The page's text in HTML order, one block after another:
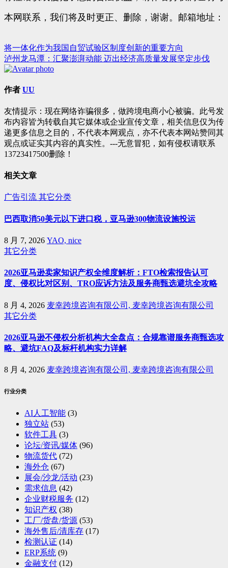
本网联系，我们将及时更正、删除，谢谢。邮箱地址：
文
章
导
将一体化作为我国自贸试验区制度创新的重要方向
泸州龙马潭：汇聚澎湃动能 迈出经济高质量发展坚定步伐
作者 UU
友情提示：现在网络诈骗很多，做跨境电商小心被骗。此号发
布内容皆为转载自其它媒体或企业宣传文章，相关信息仅为传
递更多信息之目的，不代表本网观点，亦不代表本网站赞同其
观点或证实其内容的真实性。---无意冒犯，如有侵权请联系
13723417500删除！
相关文章
广告引流 其它分类
巴西取消50美元以下进口税，亚马逊300物流设施投运
8 月 7, 2026 YAO, nice
其它分类
2026亚马逊卖家知识产权全维度解析：FTO检索报告认可
度、侵权比对区别、TRO应诉方法及服务商甄选避坑全攻略
8 月 4, 2026 麦幸跨境咨询有限公司, 麦幸跨境咨询有限公司
其它分类
2026亚马逊不侵权分析机构大全盘点：合规靠谱服务商甄选攻
略、避坑FAQ及标杆机构实力详解
8 月 4, 2026 麦幸跨境咨询有限公司, 麦幸跨境咨询有限公司
行业分类
AI人工智能 (3)
独立站 (53)
软件工具 (3)
论坛/资讯/媒体 (96)
物流货代 (72)
海外仓 (67)
展会/沙龙/活动 (23)
需求信息 (42)
企业财税服务 (12)
知识产权 (38)
工厂/货盘/货源 (53)
海外售后/清库存 (17)
检测认证 (14)
ERP系统 (9)
金融支付 (12)